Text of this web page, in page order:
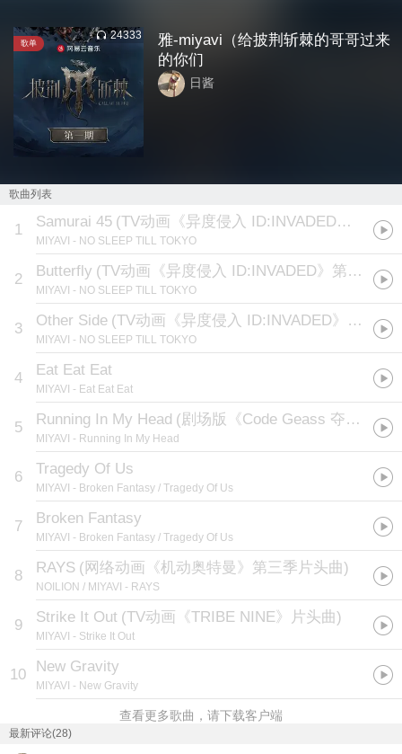
歌单
24333
雅-miyavi（给披荆斩棘的哥哥过来
的你们
日酱
歌曲列表
1 Samurai 45 (TV动画《异度侵入 ID:INVADED》第四话插曲
MIYAVI - NO SLEEP TILL TOKYO
2 Butterfly (TV动画《异度侵入 ID:INVADED》第十二话插曲
MIYAVI - NO SLEEP TILL TOKYO
3 Other Side (TV动画《异度侵入 ID:INVADED》片尾曲
MIYAVI - NO SLEEP TILL TOKYO
4 Eat Eat Eat
MIYAVI - Eat Eat Eat
5 Running In My Head (剧场版《Code Geass 夺还的罗赛》OP
MIYAVI - Running In My Head
6 Tragedy Of Us
MIYAVI - Broken Fantasy / Tragedy Of Us
7 Broken Fantasy
MIYAVI - Broken Fantasy / Tragedy Of Us
8 RAYS ( 网络动画《机动奥特曼》第三季片头曲)
NOILION / MIYAVI - RAYS
9 Strike It Out (TV动画《TRIBE NINE》片头曲)
MIYAVI - Strike It Out
10 New Gravity
MIYAVI - New Gravity
查看更多歌曲，请下载客户端
最新评论(28)